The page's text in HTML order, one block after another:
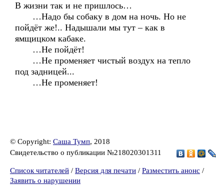
В жизни так и не пришлось…
…Надо бы собаку в дом на ночь. Но не
пойдёт же!.. Надышали мы тут – как в
ямщицком кабаке.
…Не пойдёт!
…Не променяет чистый воздух на тепло
под задницей...
…Не променяет!
© Copyright: Саша Тумп, 2018
Свидетельство о публикации №218020301311
Список читателей / Версия для печати / Разместить анонс /
Заявить о нарушении